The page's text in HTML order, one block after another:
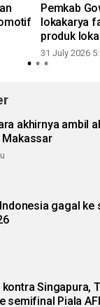
Pemkab
lokakarya
produk
31 July 2026
akhirnya ambil
Makassar
gagal ke
kontra Singapura,
semifinal Piala